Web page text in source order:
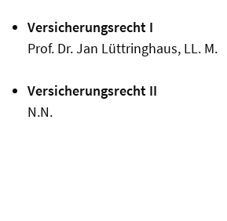
Versicherungsrecht I
Prof. Dr. Jan Lüttringhaus, LL. M.
Versicherungsrecht II
N.N.